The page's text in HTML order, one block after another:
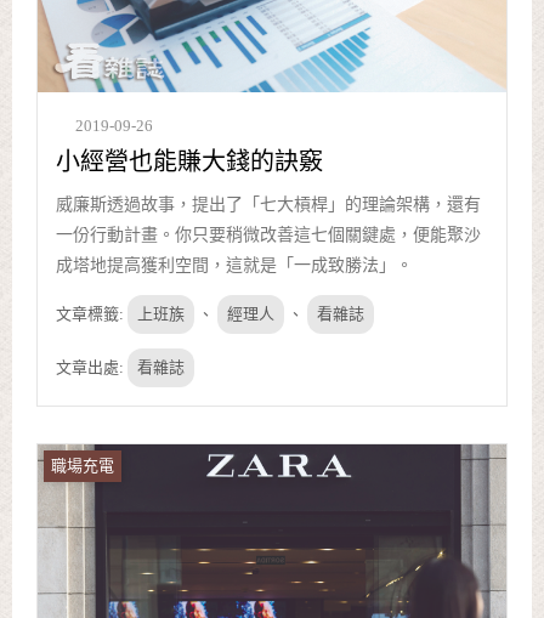
2019-09-26
小經營也能賺大錢的訣竅
威廉斯透過故事，提出了「七大槓桿」的理論架構，還有
一份行動計畫。你只要稍微改善這七個關鍵處，便能聚沙
成塔地提高獲利空間，這就是「一成致勝法」。
文章標籤: 上班族 、 經理人 、 看雜誌
文章出處: 看雜誌
職場充電